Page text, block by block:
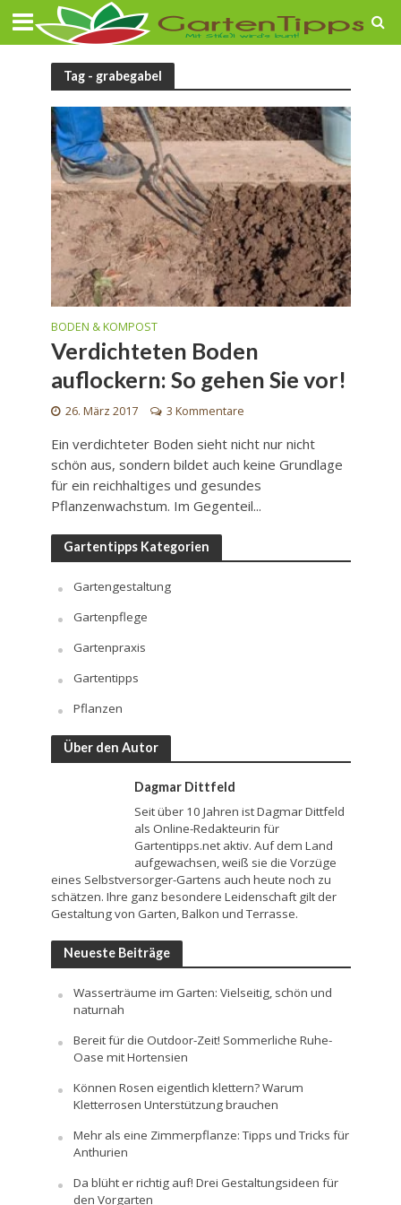
Tag - grabegabel
BODEN & KOMPOST
Verdichteten Boden
auflockern: So gehen Sie vor!
26. März 2017 3 Kommentare
Ein verdichteter Boden sieht nicht nur nicht
schön aus, sondern bildet auch keine Grundlage
für ein reichhaltiges und gesundes
Pflanzenwachstum. Im Gegenteil...
Gartentipps Kategorien
Gartengestaltung
Gartenpflege
Gartenpraxis
Gartentipps
Pflanzen
Über den Autor
Dagmar Dittfeld
Seit über 10 Jahren ist Dagmar Dittfeld
als Online-Redakteurin für
Gartentipps.net aktiv. Auf dem Land
aufgewachsen, weiß sie die Vorzüge
eines Selbstversorger-Gartens auch heute noch zu
schätzen. Ihre ganz besondere Leidenschaft gilt der
Gestaltung von Garten, Balkon und Terrasse.
Neueste Beiträge
Wasserträume im Garten: Vielseitig, schön und
naturnah
Bereit für die Outdoor-Zeit! Sommerliche Ruhe-
Oase mit Hortensien
Können Rosen eigentlich klettern? Warum
Kletterrosen Unterstützung brauchen
Mehr als eine Zimmerpflanze: Tipps und Tricks für
Anthurien
Da blüht er richtig auf! Drei Gestaltungsideen für
den Vorgarten